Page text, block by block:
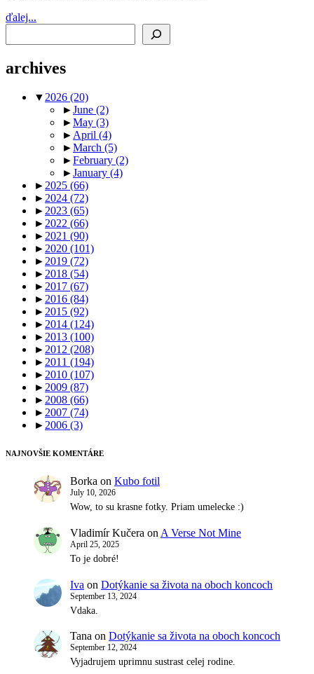
ďalej...
archives
▼2026 (20)
►June (2)
►May (3)
►April (4)
►March (5)
►February (2)
►January (4)
►2025 (66)
►2024 (72)
►2023 (65)
►2022 (66)
►2021 (90)
►2020 (101)
►2019 (72)
►2018 (54)
►2017 (67)
►2016 (84)
►2015 (92)
►2014 (124)
►2013 (100)
►2012 (208)
►2011 (194)
►2010 (107)
►2009 (87)
►2008 (66)
►2007 (74)
►2006 (3)
NAJNOVŠIE KOMENTÁRE
Borka on Kubo fotil
July 10, 2026
Wow, to su krasne fotky. Priam umelecke :)
Vladimír Kučera on A Verse Not Mine
April 25, 2025
To je dobré!
Iva on Dotýkanie sa života na oboch koncoch
September 13, 2024
Vdaka.
Tana on Dotýkanie sa života na oboch koncoch
September 12, 2024
Vyjadrujem uprimnu sustrast celej rodine.